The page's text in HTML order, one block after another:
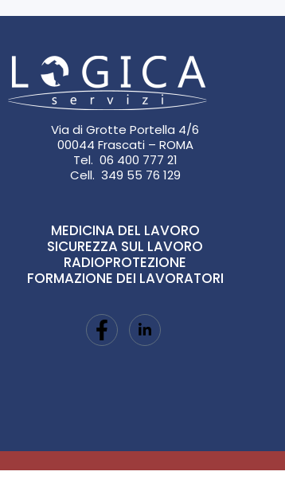
Via di Grotte Portella 4/6
00044 Frascati – ROMA
Tel. 06 400 777 21
Cell. 349 55 76 129
MEDICINA DEL LAVORO
SICUREZZA SUL LAVORO
RADIOPROTEZIONE
FORMAZIONE DEI LAVORATORI